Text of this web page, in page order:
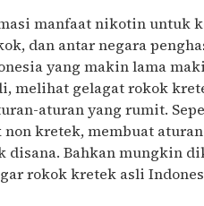
manfaat nikotin untuk
dan antar negara
yang makin lama
melihat gelagat rokok
aturan yang rumit.
kretek, membuat
disana. Bahkan mungkin
rokok kretek asli